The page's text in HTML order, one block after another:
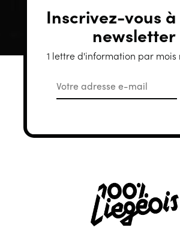
Inscrivez-vous
newsletter
1 lettre d'information par mois